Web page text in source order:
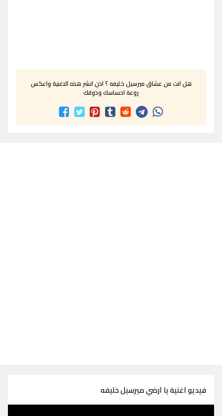
هل انت من عشاق ميرسيل خليفه ؟ اذن انشر هذه الاغنية واعكس
روعة احساسك وذوقك
فيديو اغنية يا ارضي ميرسيل خليفه